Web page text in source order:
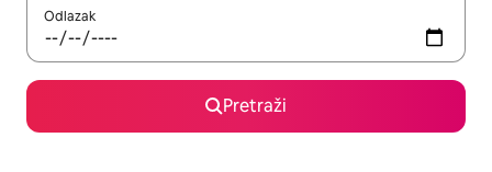
Odlazak
Pretraži